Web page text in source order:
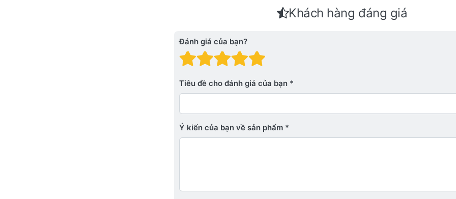
Khách hàng đáng giá
Đánh giá của bạn?
Đánh giá: 4 trên 5 sao.
Đánh giá: 3 trên 5 sao.
Đánh giá: 2 trên 5 sao.
Đánh giá: 1 trên 5 sao. Xấu
Tiêu đề cho đánh giá của bạn
Ý kiến ​​của bạn về sản phẩm